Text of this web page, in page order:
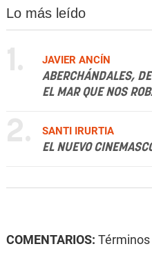
Lo más leído
1.
JAVIER ANCÍN
ABERCHÁNDALES,
EL MAR QUE NOS
2.
SANTI IRURTIA
EL NUEVO
COMENTARIOS: